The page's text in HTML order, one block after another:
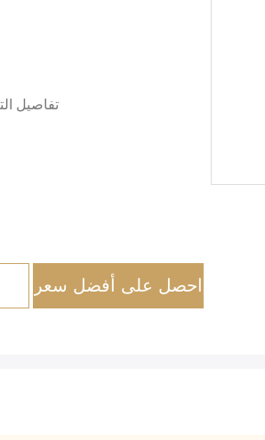
تفاصيل
احصل على أفضل سعر